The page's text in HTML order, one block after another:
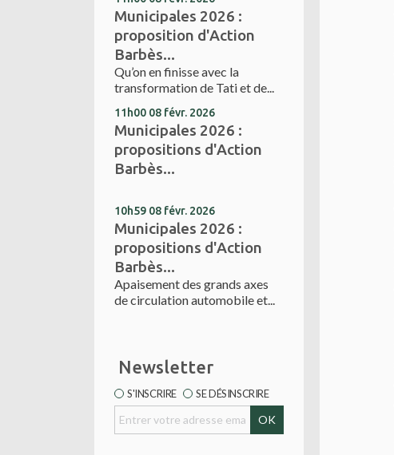
Municipales 2026 :
proposition d'Action
Barbès...
Qu’on en finisse avec la
transformation de Tati et de...
11h00 08 févr. 2026
Municipales 2026 :
propositions d'Action
Barbès...
10h59 08 févr. 2026
Municipales 2026 :
propositions d'Action
Barbès...
Apaisement des grands axes
de circulation automobile et...
Newsletter
S'INSCRIRE SE DÉSINSCRIRE